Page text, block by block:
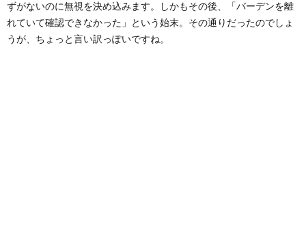
ずがないのに無視を決め込みます。しかもその後、「バーデンを離
れていて確認できなかった」という始末。その通りだったのでしょ
うが、ちょっと言い訳っぽいですね。